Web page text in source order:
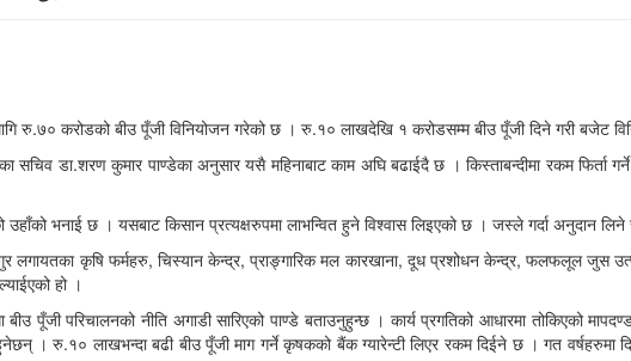
रु.७० करोडको बीउ पूँजी विनियोजन गरेको छ । रु.१० लाखदेखि १ करोडसम्म बीउ पूँजी दिने गरी बजेट
सचिव डा.शरण कुमार पाण्डेका अनुसार यसै महिनाबाट काम अघि बढाईदै छ । किस्ताबन्दीमा रकम फिर्ता
भनाई छ । यसबाट किसान प्रत्यक्षरुपमा लाभन्वित हुने विश्वास लिइएको छ । जस्ले गर्दा अनुदान लिने
लगायतका कृषि फर्महरु, चिस्यान केन्द्र, प्राङ्गारिक मल कारखाना, दूध प्रशोधन केन्द्र, फलफलूल जुस
हो ।
पूँजी परिचालनको नीति अगाडी सारिएको पाण्डे बताउनुहुन्छ । कार्य प्रगतिको आधारमा तोकिएको
। रु.१० लाखभन्दा बढी बीउ पूँजी माग गर्ने कृषकको बैंक ग्यारेन्टी लिएर रकम दिईने छ । गत वर्षहरुमा